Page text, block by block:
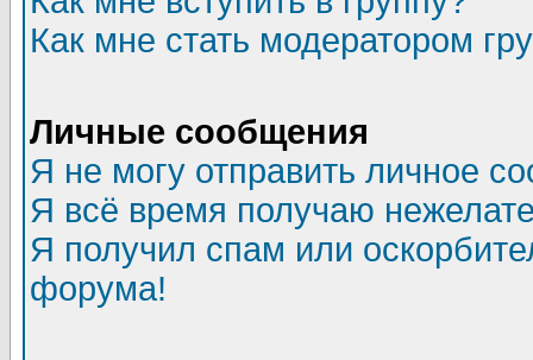
Как мне стать модератором
Личные сообщения
Я не могу отправить личное
Я всё время получаю
Я получил спам или
форума!